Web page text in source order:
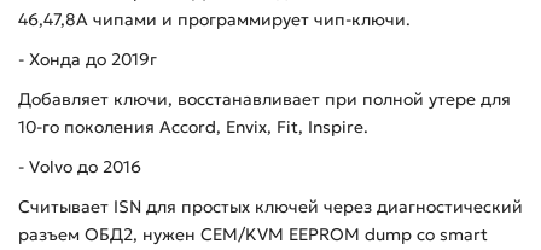
46,47,8А чипами и программирует чип-ключи.
- Хонда до 2019г
Добавляет ключи, восстанавливает при полной утере для
10-го поколения Accord, Envix, Fit, Inspire.
- Volvo до 2016
Считывает ISN для простых ключей через диагностический
разъем ОБД2, нужен CEM/KVM EEPROM dump со smart